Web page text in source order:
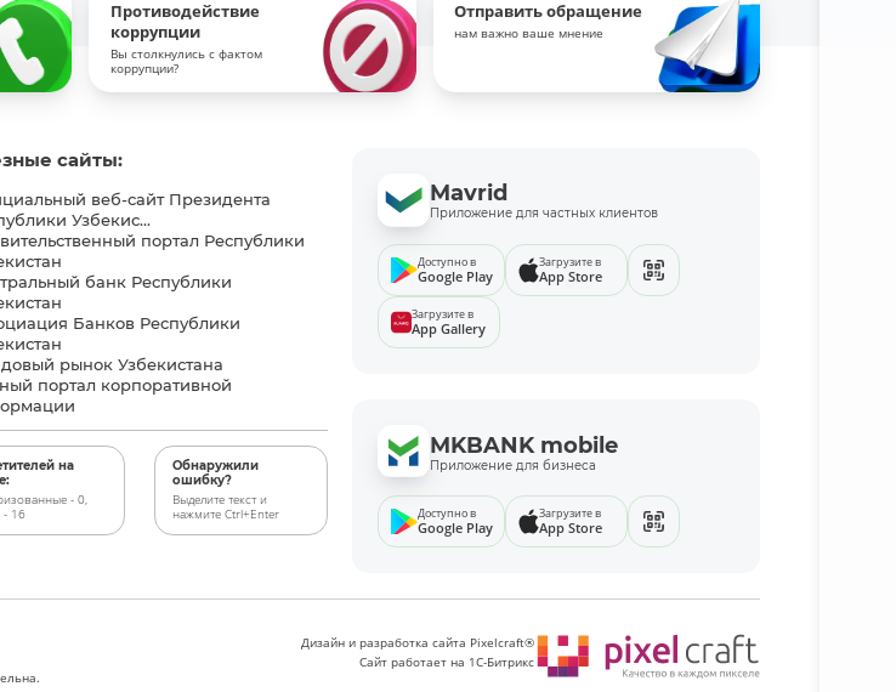
Противодействие
коррупции
Вы столкнулись с фактом
коррупции?
Отправить обращение
нам важно ваше мнение
сайты:
веб-сайт Президента
Узбекис...
портал Республики
банк Республики
Банков Республики
рынок Узбекистана
портал корпоративной
на
- 0,
- 16
Обнаружили
ошибку?
Выделите текст и
нажмите Ctrl+Enter
Mavrid
Приложение для частных клиентов
Доступно в
Google Play
Загрузите в
App Store
Загрузите в
App Gallery
MKBANK mobile
Приложение для бизнеса
Доступно в
Google Play
Загрузите в
App Store
Дизайн и разработка сайта Pixelcraft®
Сайт работает на 1C-Битрикс